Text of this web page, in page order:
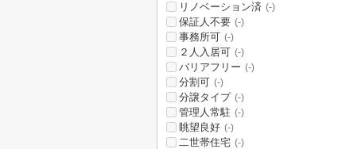
リノベーション済 (-)
保証人不要 (-)
事務所可 (-)
２人入居可 (-)
バリアフリー (-)
分割可 (-)
分譲タイプ (-)
管理人常駐 (-)
眺望良好 (-)
二世帯住宅 (-)